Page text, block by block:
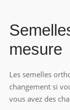
mesure
Les semelles
changement si
vous avez des